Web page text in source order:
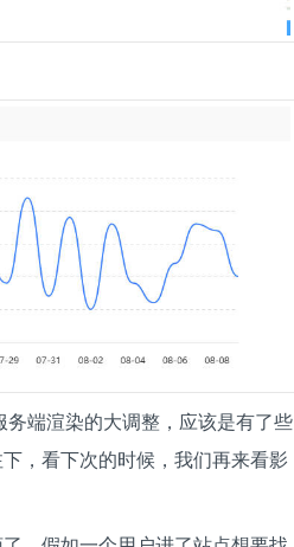
端渲染的大调整，应该是有了些
，看下次的时候，我们再来看影